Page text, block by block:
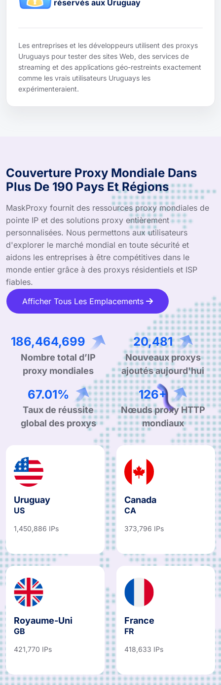
réservés aux Uruguay
Les entreprises et les développeurs utilisent des proxys
Uruguays pour tester des sites Web, des services de
streaming et des applications géo-restreints exactement
comme les vrais utilisateurs Uruguays les
expérimenteraient.
Couverture Proxy Mondiale Dans
Plus De 190 Pays Et Régions
MaskProxy fournit des ressources proxy mondiales de
pointe IP et des solutions proxy entièrement
personnalisées. Nous permettons aux utilisateurs
d'explorer le marché mondial en toute sécurité et
aidons les entreprises à être compétitives dans le
monde entier grâce à des proxys résidentiels et ISP
fiables.
Afficher Tous Les Emplacements
277,949,935
Nombre total d’IP
proxy mondiales
30,530
Nouveaux proxys
ajoutés aujourd'hui
99.90%
Taux de réussite
global des proxys
190+
Nœuds proxy HTTP
mondiaux
Uruguay
US
1,450,886 IPs
Canada
CA
373,796 IPs
Royaume-Uni
GB
421,770 IPs
France
FR
418,633 IPs